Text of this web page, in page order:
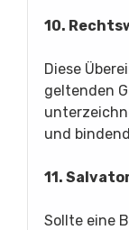
10.
Diese
geltenden
und
11.
Sollte eine